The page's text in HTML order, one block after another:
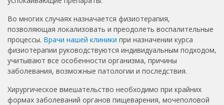
Во многих случаях назначается физиотерапия,
позволяющая локализовать и преодолеть воспалительные
процессы. Врачи нашей клиники при назначении курса
физиотерапии руководствуются индивидуальным подходом,
учитывают все особенности организма, причины
заболевания, возможные патологии и последствия.
Хирургическое вмешательство необходимо при крайних
формах заболеваний органов пищеварения, мочеполовой